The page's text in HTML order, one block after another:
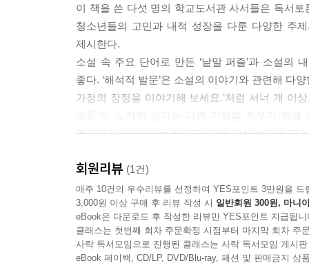
이 책을 쓴 다섯 명의 학교도서관 사서들은 독서
청소년들의 고민과 내적 성장을 다룬 다양한 주
제시한다.
소설 속 주요 단어로 만든 ‘낱말 퍼즐’과 소설의
좋다. ‘해석적 발문’은 소설의 이야기와 관련해 다
가정의 장점을 이야기해 보세요.’처럼 서너 개 이
건가요?’처럼 입장을 정하고, 그에 대한 논리와 근
통제해 이익을 얻으려 하듯, 오늘날 우리 사회에
생각하나요?’처럼 현실사회의 문제에 관심을 가
쓰기 등 책의 내용과 관련해 창의적인 독후활동을
그동안 발문 뽑기가 힘들어 독서토론 수업이 망
것이다. 또한, 수업 차시에 따라 어떤 발문들을 구
회원리뷰 (1건)
매주 10건의 우수리뷰를 선정하여 YES포인트 3만원을 드
3,000원 이상 구매 후 리뷰 작성 시 일반회원 300원, 마니
eBook은 다운로드 후 작성한 리뷰만 YES포인트 지급됩니
클래스는 첫번째 회차 주문확정 시점부터 마지막 회차 주
사락 독서모임으로 진행된 클래스는 사락 독서모임 게시
eBook 페이백, CD/LP, DVD/Blu-ray, 패션 및 판매금지 상